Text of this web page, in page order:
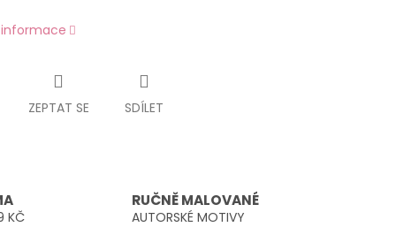
ZEPTAT SE SDÍLET
KČ
RUČNĚ MALOVANÉ
AUTORSKÉ MOTIVY